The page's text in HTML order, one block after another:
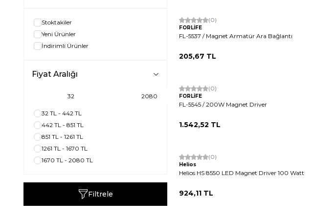
Stoktakiler
Yeni Ürünler
İndirimli Ürünler
Fiyat Aralığı
32 TL - 442 TL
442 TL - 851 TL
851 TL - 1261 TL
1261 TL - 1670 TL
1670 TL - 2080 TL
Filtrele
(0)
FORLİFE
FL-5537 / Magnet Armatür Ara Bağlantı
205,67 TL
(0)
FORLİFE
FL-5545 / 200W Magnet Driver
1.542,52 TL
(0)
Helios
Helios HS 8550 LED Magnet Driver 100 Watt
924,11 TL